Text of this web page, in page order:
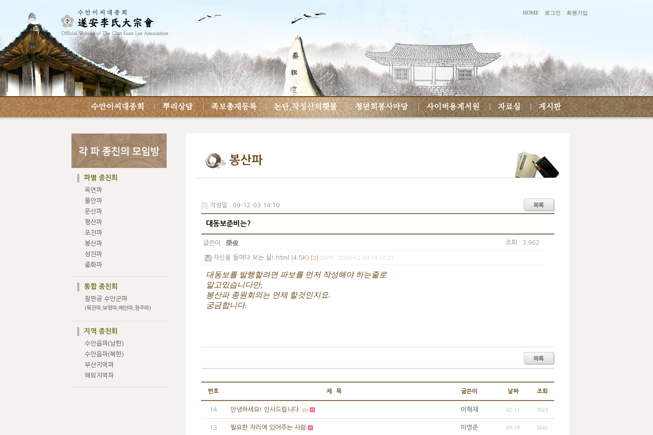
HOME 로그인 회원가입
파별 종친회
옥연파
물안파
운산파
평산파
포천파
봉산파
성천파
중화파
통합 종친회
참판공 수안군파
(목천파,보령파,배천파,청주파)
지역 종친회
수안읍파(남한)
수안읍파(북한)
부산지역파
해외지역파
봉산파
작성일 : 09-12-03 14:10
대동보준비는?
글쓴이 : 榮俊 조회 : 3,962
자신을 들여다 보는 삶!.html (4.5K) [2] DATE : 2009-12-03 14:10:21
대동보를 발행할려면 파보를 먼저 작성해야 하는줄로
알고있습니다만,
봉산파 종원회의는 언제 할것인지요.
궁금합니다.
번호 제 목 글쓴이 날짜 조회
14 안녕하세요! 인사드립니다. (1) 이혁재 02-11 3923
13 필요한 자리에 있어주는 사람 이영준 09-19 3641